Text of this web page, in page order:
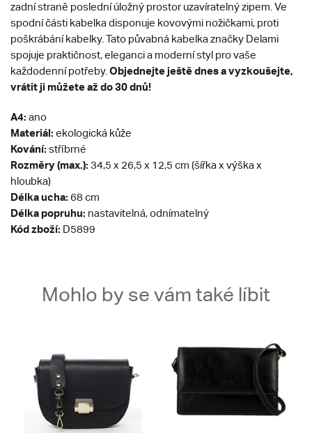
zadní straně poslední úložný prostor uzavíratelný zipem. Ve
spodní části kabelka disponuje kovovými nožičkami, proti
poškrábání kabelky. Tato půvabná kabelka značky Delami
spojuje praktičnost, eleganci a moderní styl pro vaše
každodenní potřeby. Objednejte ještě dnes a vyzkoušejte,
vrátit ji můžete až do 30 dnů!
A4: ano
Materiál: ekologická kůže
Kování: stříbrné
Rozměry (max.): 34,5 x 26,5 x 12,5 cm (šířka x výška x
hloubka)
Délka ucha: 68 cm
Délka popruhu: nastavitelná, odnímatelný
Kód zboží: D5899
Mohlo by se vám také líbit